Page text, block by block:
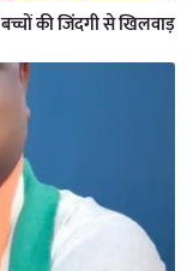
की जिंदगी से खिलवाड़